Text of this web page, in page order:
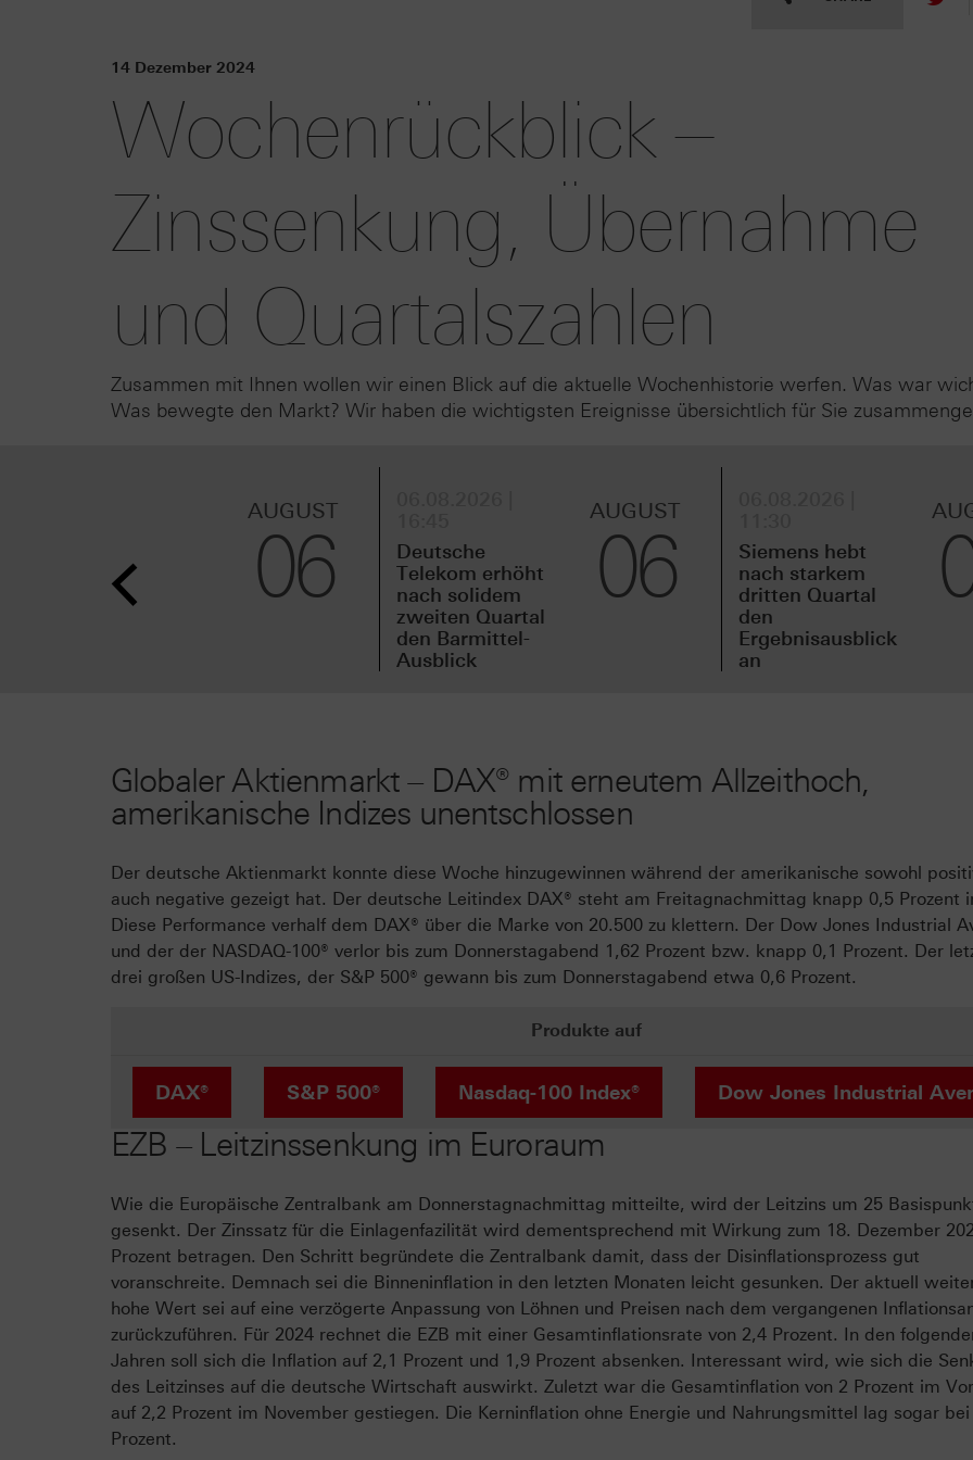
14 Dezember 2024
Wochenrückblick –
Zinssenkung, Übernahme
und Quartalszahlen
Zusammen mit Ihnen wollen wir einen Blick auf die aktuelle Wochenhistorie werfen. Was war
Was bewegte den Markt? Wir haben die wichtigsten Ereignisse übersichtlich für Sie
AUGUST
06
Deutsche
Telekom erhöht
nach solidem
zweiten Quartal
den Barmittel-
Ausblick
AUGUST
06
Siemens hebt
nach starkem
dritten Quartal
den
Ergebnisausblick
an
Globaler Aktienmarkt – DAX® mit erneutem Allzeithoch,
amerikanische Indizes unentschlossen
Der deutsche Aktienmarkt konnte diese Woche hinzugewinnen während der amerikanische sowohl
auch negative gezeigt hat. Der deutsche Leitindex DAX® steht am Freitagnachmittag knapp 0,5 Prozent
Diese Performance verhalf dem DAX® über die Marke von 20.500 zu klettern. Der Dow Jones Industrial
und der der NASDAQ-100® verlor bis zum Donnerstagabend 1,62 Prozent bzw. knapp 0,1 Prozent. Der
drei großen US-Indizes, der S&P 500® gewann bis zum Donnerstagabend etwa 0,6 Prozent.
Produkte auf
DAX® S&P 500® Nasdaq-100 Index® Dow Jones Industrial
EZB – Leitzinssenkung im Euroraum
Wie die Europäische Zentralbank am Donnerstagnachmittag mitteilte, wird der Leitzins um 25
gesenkt. Der Zinssatz für die Einlagenfazilität wird dementsprechend mit Wirkung zum 18. Dezember
Prozent betragen. Den Schritt begründete die Zentralbank damit, dass der Disinflationsprozess gut
voranschreite. Demnach sei die Binneninflation in den letzten Monaten leicht gesunken. Der aktuell
hohe Wert sei auf eine verzögerte Anpassung von Löhnen und Preisen nach dem vergangenen
zurückzuführen. Für 2024 rechnet die EZB mit einer Gesamtinflationsrate von 2,4 Prozent. In den
Jahren soll sich die Inflation auf 2,1 Prozent und 1,9 Prozent absenken. Interessant wird, wie sich die
des Leitzinses auf die deutsche Wirtschaft auswirkt. Zuletzt war die Gesamtinflation von 2 Prozent im
auf 2,2 Prozent im November gestiegen. Die Kerninflation ohne Energie und Nahrungsmittel lag sogar
Prozent.